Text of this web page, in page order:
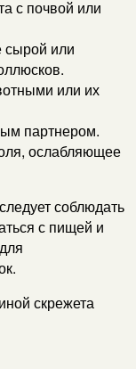
с почвой или
сырой или
или их
партнером.
ослабляющее
соблюдать
с пищей и
скрежета